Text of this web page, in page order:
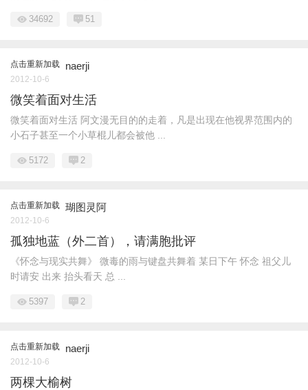
34692 51
点击重新加载 naerji
2012-10-6
微笑着面对生活
微笑着面对生活 阿文漫无目的的走着，凡是出现在他视界范围内的
小石子甚至一个小草棍儿都会被他 ...
5172 2
点击重新加载 瑚图灵阿
2012-10-6
孤独地蓝（外二首），请满胞批评
《怀念与现实共舞》 微毒的雨与键盘共舞着 某日下午 怀念 祖父儿
时请安 出来 抬头看天 总 ...
5397 2
点击重新加载 naerji
2012-10-6
两棵大榆树